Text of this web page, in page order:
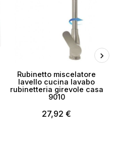
Rubinetto miscelatore
lavello cucina lavabo
rubinetteria girevole casa
9010
27,92 €